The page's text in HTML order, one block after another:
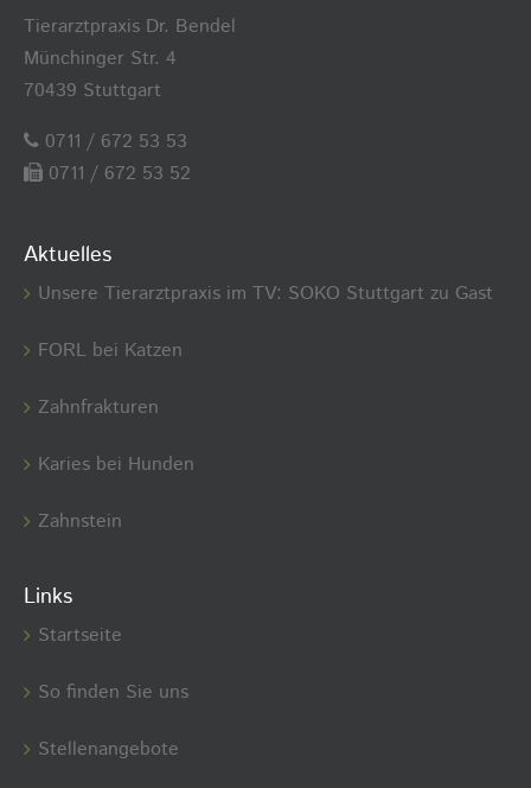
Tierarztpraxis Dr. Bendel
Münchinger Str. 4
70439 Stuttgart
0711 / 672 53 53
0711 / 672 53 52
Aktuelles
Unsere Tierarztpraxis im TV: SOKO Stuttgart zu Gast
FORL bei Katzen
Zahnfrakturen
Karies bei Hunden
Zahnstein
Links
Startseite
So finden Sie uns
Stellenangebote